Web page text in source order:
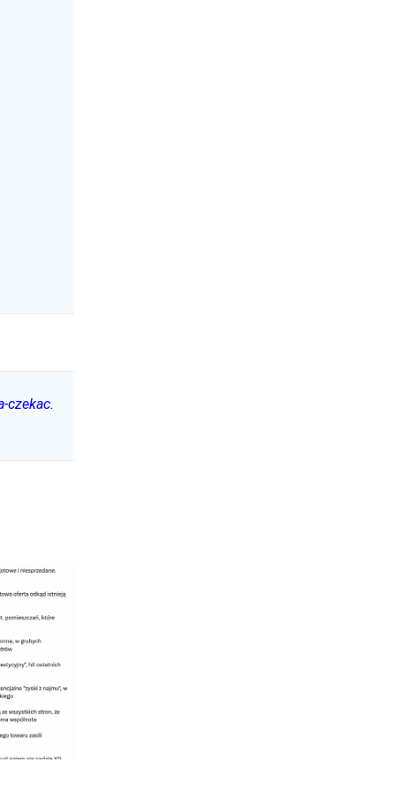
czekac.